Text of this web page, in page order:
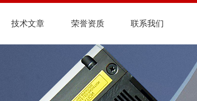
技术文章 荣誉资质 联系我们